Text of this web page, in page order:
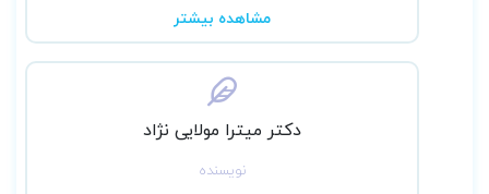
مشاهده بیشتر
دکتر میترا مولایی نژاد
نویسنده